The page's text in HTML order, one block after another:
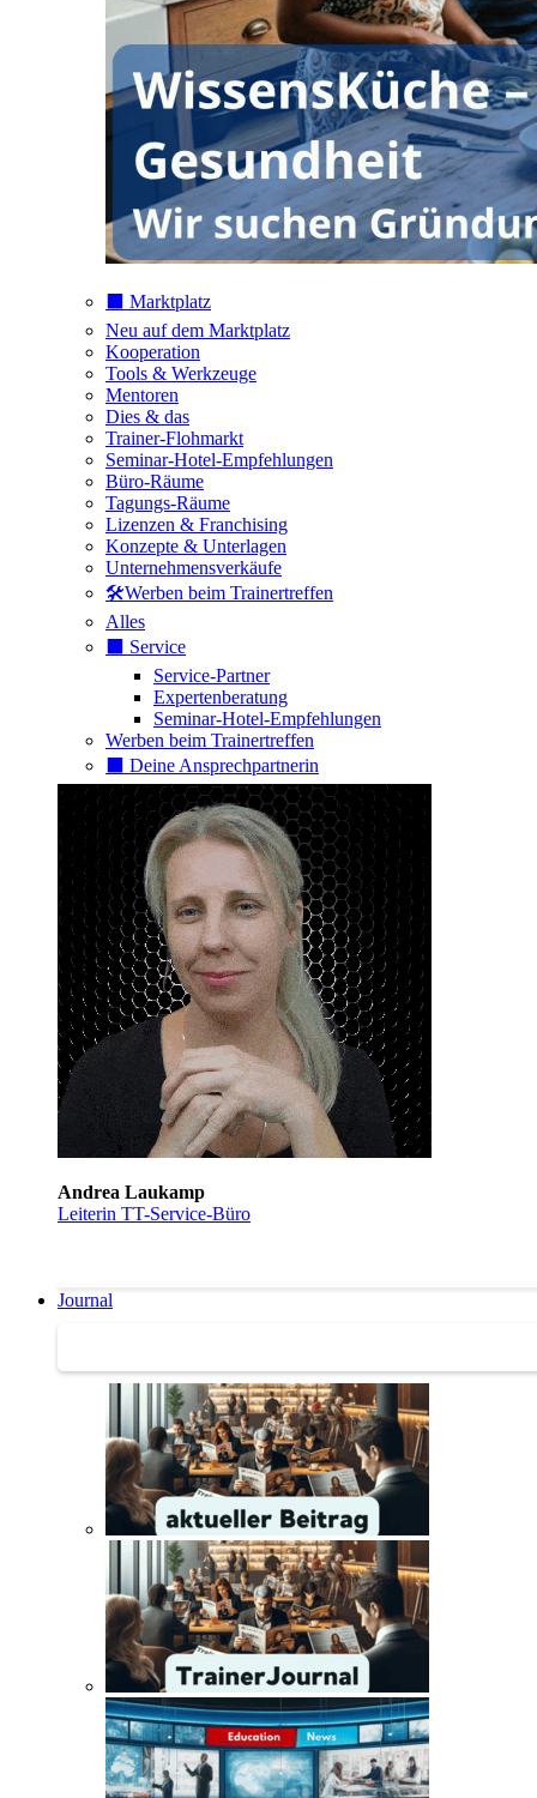
⬛️ Marktplatz
Neu auf dem Marktplatz
Kooperation
Tools & Werkzeuge
Mentoren
Dies & das
Trainer-Flohmarkt
Seminar-Hotel-Empfehlungen
Büro-Räume
Tagungs-Räume
Lizenzen & Franchising
Konzepte & Unterlagen
Unternehmensverkäufe
🛠️Werben beim Trainertreffen
Alles
⬛️ Service
Service-Partner
Expertenberatung
Seminar-Hotel-Empfehlungen
Werben beim Trainertreffen
⬛️ Deine Ansprechpartnerin
Andrea Laukamp
Leiterin TT-Service-Büro
Journal